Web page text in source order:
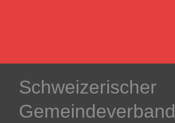
Schweizerischer
Gemeindeverband